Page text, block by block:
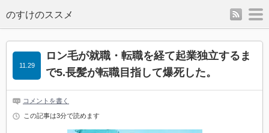
のすけのススメ rss
ロン毛が就職・転職を経て起業独立するま
で5.長髪が転職目指して爆死した。
11.29
コメントを書く
この記事は3分で読めます